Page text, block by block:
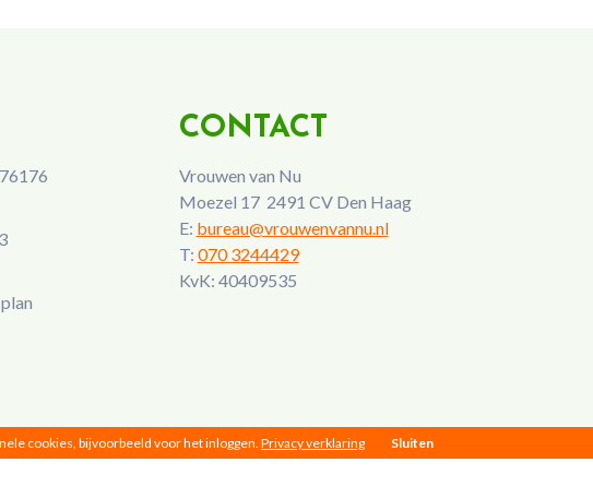
CONTACT
Vrouwen van Nu
Moezel 17 2491 CV Den Haag
E: bureau@vrouwenvannu.nl
T: 070 3244429
KvK: 40409535
cookies, bijvoorbeeld voor het inloggen. Privacy verklaring Sluiten